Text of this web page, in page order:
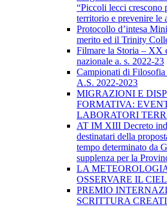
“Piccoli lecci crescono
territorio e prevenire le
Protocollo d’intesa
merito ed il Trinity
Filmare la Storia – XX
nazionale a. s. 2022-23
Campionati di
A.S. 2022-2023
MIGRAZIONI E
FORMATIVA:
LABORATORI
AT IM XIII Decreto
destinatari della
tempo determinato da
supplenza per la
LA
OSSERVARE IL
PREMIO
SCRITTURA